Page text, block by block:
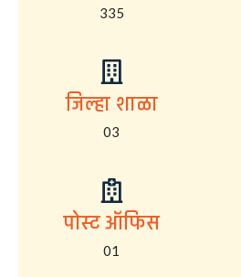
335
जिल्हा शाळा
03
पोस्ट ऑफिस
01